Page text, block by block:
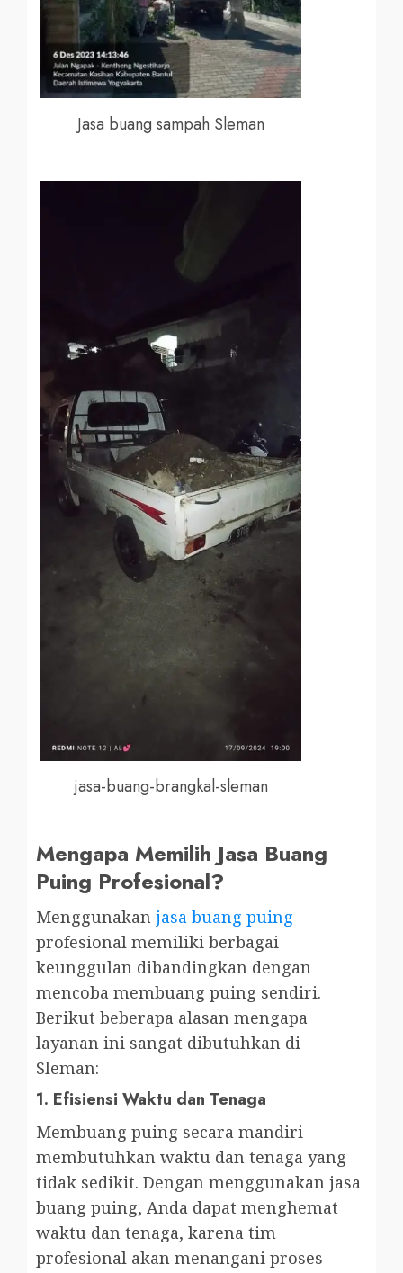
Jasa buang sampah Sleman
jasa-buang-brangkal-sleman
Mengapa Memilih Jasa Buang
Puing Profesional?
Menggunakan jasa buang puing
profesional memiliki berbagai
keunggulan dibandingkan dengan
mencoba membuang puing sendiri.
Berikut beberapa alasan mengapa
layanan ini sangat dibutuhkan di
Sleman:
1. Efisiensi Waktu dan Tenaga
Membuang puing secara mandiri
membutuhkan waktu dan tenaga yang
tidak sedikit. Dengan menggunakan jasa
buang puing, Anda dapat menghemat
waktu dan tenaga, karena tim
profesional akan menangani proses